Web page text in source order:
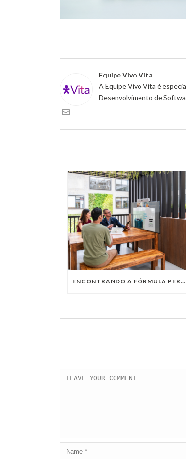
Equipe Vivo Vita
A Equipe Vivo Vita é
Desenvolvimento de
ENCONTRANDO A FÓRMULA PERFEITA: TRABALHO PRESENCIAL, HOME OFFICE OU TRABALHO HÍBRIDO?